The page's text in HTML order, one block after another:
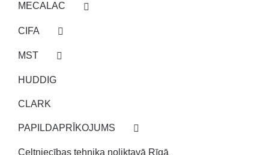
MECALAC
CIFA
MST
HUDDIG
CLARK
PAPILDAPRĪKOJUMS
Celtniecības tehnika noliktavā Rīgā